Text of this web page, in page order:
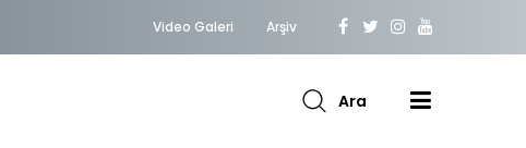
Video Galeri Arşiv
Ara